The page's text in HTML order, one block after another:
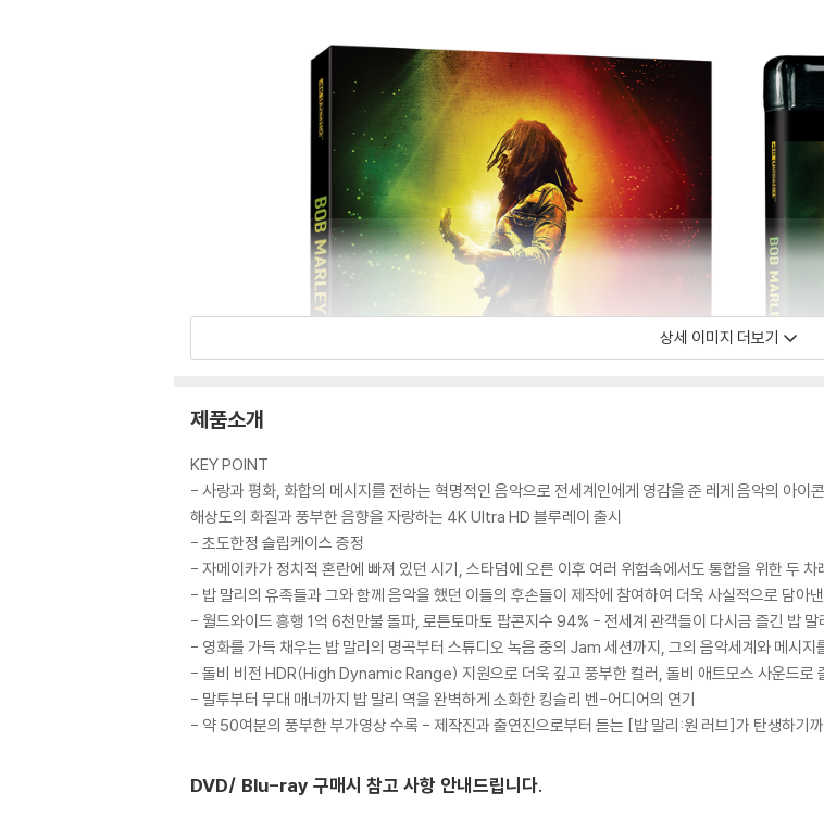
상세 이미지 더보기
제품소개
KEY POINT
- 사랑과 평화, 화합의 메시지를 전하는 혁명적인 음악으로 전세계인에게 영감을 준 레게 음악의 아
해상도의 화질과 풍부한 음향을 자랑하는 4K Ultra HD 블루레이 출시
- 초도한정 슬립케이스 증정
- 자메이카가 정치적 혼란에 빠져 있던 시기, 스타덤에 오른 이후 여러 위험속에서도 통합을 위한 두
- 밥 말리의 유족들과 그와 함께 음악을 했던 이들의 후손들이 제작에 참여하여 더욱 사실적으로 담아
- 월드와이드 흥행 1억 6천만불 돌파, 로튼토마토 팝콘지수 94% - 전세계 관객들이 다시금 즐긴 밥 말
- 영화를 가득 채우는 밥 말리의 명곡부터 스튜디오 녹음 중의 Jam 세션까지, 그의 음악세계와 메시지
- 돌비 비전 HDR(High Dynamic Range) 지원으로 더욱 깊고 풍부한 컬러, 돌비 애트모스 사운드로
- 말투부터 무대 매너까지 밥 말리 역을 완벽하게 소화한 킹슬리 벤-어디어의 연기
- 약 50여분의 풍부한 부가영상 수록 - 제작진과 출연진으로부터 듣는 [밥 말리:원 러브]가 탄생하기
DVD/ Blu-ray 구매시 참고 사항 안내드립니다.